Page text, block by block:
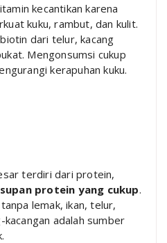
kecantikan karena
kuku, rambut, dan kulit.
dari telur, kacang
Mengonsumsi cukup
kerapuhan kuku.
terdiri dari protein,
protein yang cukup.
lemak, ikan, telur,
adalah sumber